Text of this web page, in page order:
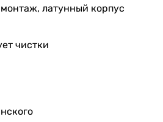
латунный корпус
чистки